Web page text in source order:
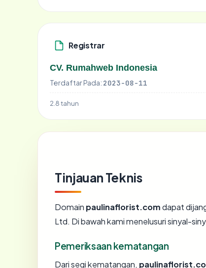
Registrar
CV. Rumahweb Indonesia
Terdaftar Pada: 2023-08-11
2.8 tahun
Tinjauan Teknis
Domain paulinaflorist.comdapat
Ltd. Di bawah kami menelusuri sinyal-
Pemeriksaan kematangan
Dari segi kematangan,